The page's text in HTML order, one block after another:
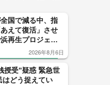
国で減る中、指
えて復活」させ
再生プロジェク
2026年8月6日
授受”疑惑 緊急世
はどう捉えてい